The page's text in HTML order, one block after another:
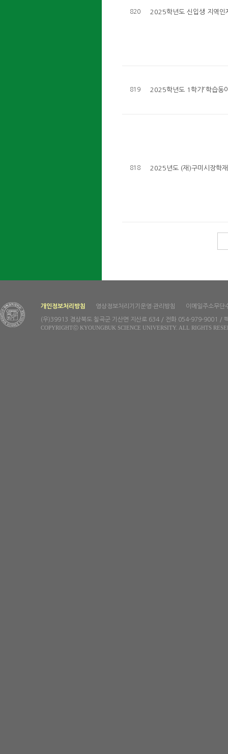
820 2025학년도 신입생 지역인
819 2025학년도 1학기「학습동
818 2025년도 (재)구미시장학
개인정보처리방침 영상정보처리기기운영·관리방침 이메일주소무단
(우)39913 경상북도 칠곡군 기산면 지산로 634 / 전화 054-979-9001 /
COPYRIGHTⓒ KYOUNGBUK SCIENCE UNIVERSITY. ALL RIGHTS